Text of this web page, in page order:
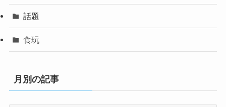
話題
食玩
月別の記事